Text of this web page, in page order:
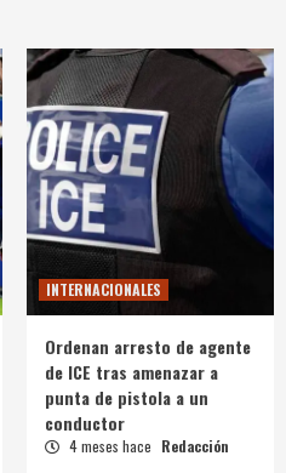
INTERNACIONALES
Ordenan arresto de agente
de ICE tras amenazar a
punta de pistola a un
conductor
4 meses hace Redacción